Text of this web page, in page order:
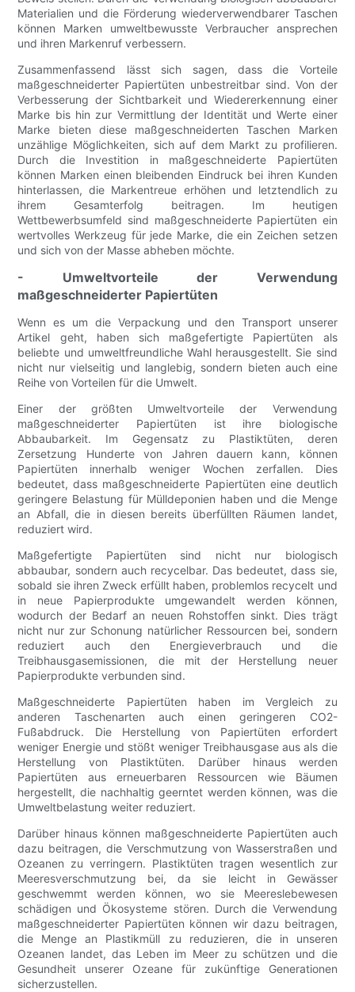
Materialien und die Förderung wiederverwendbarer Taschen
können Marken umweltbewusste Verbraucher ansprechen
und ihren Markenruf verbessern.
Zusammenfassend lässt sich sagen, dass die Vorteile
maßgeschneiderter Papiertüten unbestreitbar sind. Von der
Verbesserung der Sichtbarkeit und Wiedererkennung einer
Marke bis hin zur Vermittlung der Identität und Werte einer
Marke bieten diese maßgeschneiderten Taschen Marken
unzählige Möglichkeiten, sich auf dem Markt zu profilieren.
Durch die Investition in maßgeschneiderte Papiertüten
können Marken einen bleibenden Eindruck bei ihren Kunden
hinterlassen, die Markentreue erhöhen und letztendlich zu
ihrem Gesamterfolg beitragen. Im heutigen
Wettbewerbsumfeld sind maßgeschneiderte Papiertüten ein
wertvolles Werkzeug für jede Marke, die ein Zeichen setzen
und sich von der Masse abheben möchte.
- Umweltvorteile der Verwendung
maßgeschneiderter Papiertüten
Wenn es um die Verpackung und den Transport unserer
Artikel geht, haben sich maßgefertigte Papiertüten als
beliebte und umweltfreundliche Wahl herausgestellt. Sie sind
nicht nur vielseitig und langlebig, sondern bieten auch eine
Reihe von Vorteilen für die Umwelt.
Einer der größten Umweltvorteile der Verwendung
maßgeschneiderter Papiertüten ist ihre biologische
Abbaubarkeit. Im Gegensatz zu Plastiktüten, deren
Zersetzung Hunderte von Jahren dauern kann, können
Papiertüten innerhalb weniger Wochen zerfallen. Dies
bedeutet, dass maßgeschneiderte Papiertüten eine deutlich
geringere Belastung für Mülldeponien haben und die Menge
an Abfall, die in diesen bereits überfüllten Räumen landet,
reduziert wird.
Maßgefertigte Papiertüten sind nicht nur biologisch
abbaubar, sondern auch recycelbar. Das bedeutet, dass sie,
sobald sie ihren Zweck erfüllt haben, problemlos recycelt und
in neue Papierprodukte umgewandelt werden können,
wodurch der Bedarf an neuen Rohstoffen sinkt. Dies trägt
nicht nur zur Schonung natürlicher Ressourcen bei, sondern
reduziert auch den Energieverbrauch und die
Treibhausgasemissionen, die mit der Herstellung neuer
Papierprodukte verbunden sind.
Maßgeschneiderte Papiertüten haben im Vergleich zu
anderen Taschenarten auch einen geringeren CO2-
Fußabdruck. Die Herstellung von Papiertüten erfordert
weniger Energie und stößt weniger Treibhausgase aus als die
Herstellung von Plastiktüten. Darüber hinaus werden
Papiertüten aus erneuerbaren Ressourcen wie Bäumen
hergestellt, die nachhaltig geerntet werden können, was die
Umweltbelastung weiter reduziert.
Darüber hinaus können maßgeschneiderte Papiertüten auch
dazu beitragen, die Verschmutzung von Wasserstraßen und
Ozeanen zu verringern. Plastiktüten tragen wesentlich zur
Meeresverschmutzung bei, da sie leicht in Gewässer
geschwemmt werden können, wo sie Meereslebewesen
schädigen und Ökosysteme stören. Durch die Verwendung
maßgeschneiderter Papiertüten können wir dazu beitragen,
die Menge an Plastikmüll zu reduzieren, die in unseren
Ozeanen landet, das Leben im Meer zu schützen und die
Gesundheit unserer Ozeane für zukünftige Generationen
sicherzustellen.